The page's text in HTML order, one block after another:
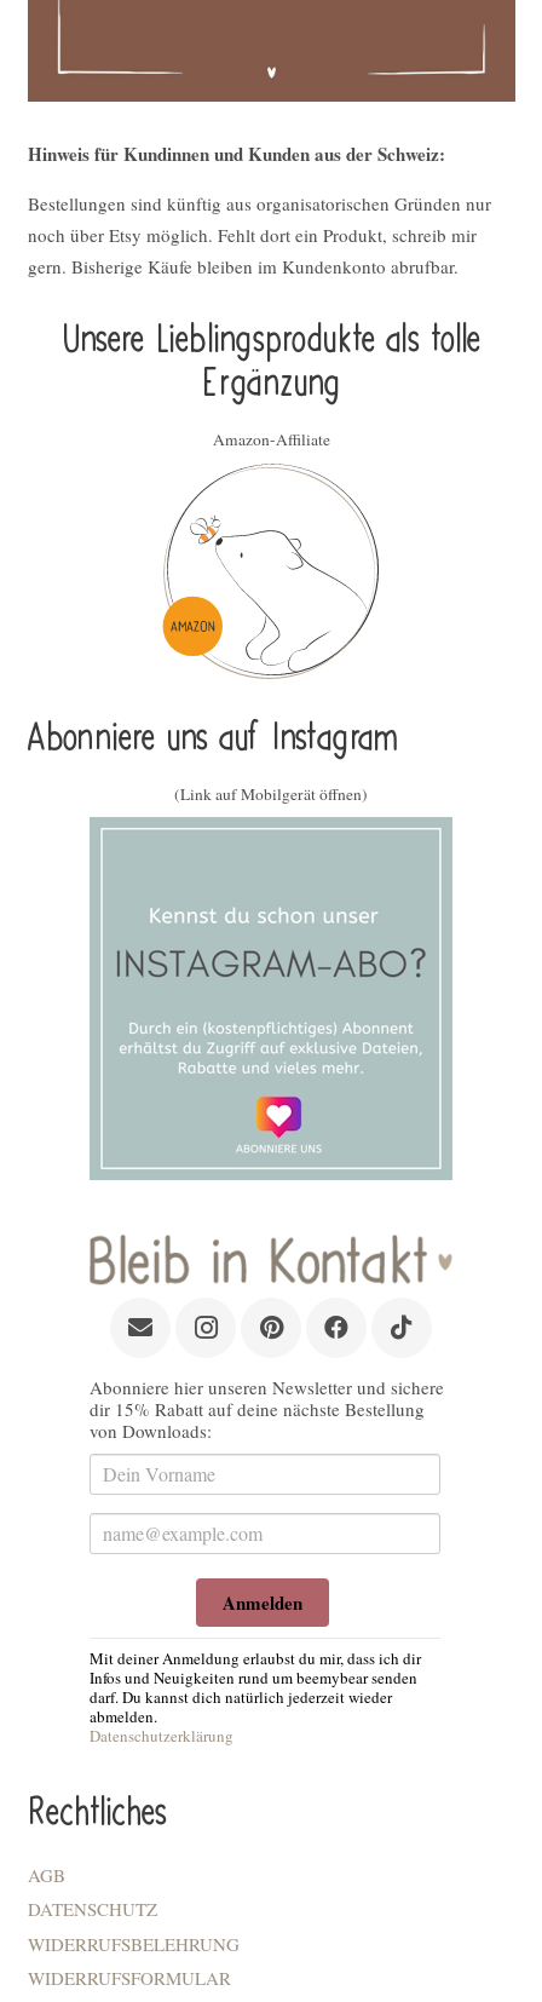
Hinweis für Kundinnen und Kunden aus der Schweiz:
Bestellungen sind künftig aus organisatorischen Gründen nur
noch über Etsy möglich. Fehlt dort ein Produkt, schreib mir
gern. Bisherige Käufe bleiben im Kundenkonto abrufbar.
Unsere Lieblings­pro­duk­te als tolle
Ergän­zung
Amazon-Affiliate
Abonniere uns auf Instagram
(Link auf Mobilgerät öffnen)
Abonniere hier unseren Newsletter und sichere
dir 15% Rabatt auf deine nächste Bestellung
von Downloads:
Anmelden
Mit deiner Anmeldung erlaubst du mir, dass ich dir
Infos und Neuigkeiten rund um beemybear senden
darf. Du kannst dich natürlich jederzeit wieder
abmelden.
Datenschutzerklärung
Rechtliches
AGB
DATENSCHUTZ
WIDERRUFSBELEHRUNG
WIDERRUFSFORMULAR